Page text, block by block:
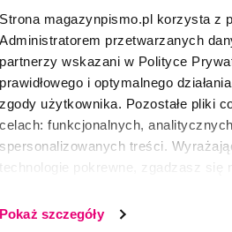
Strona magazynpismo.pl korzysta z
Administratorem przetwarzanych
partnerzy wskazani w Polityce
prawidłowego i optymalnego
zgody użytkownika. Pozostałe pliki
celach: funkcjonalnych,
spersonalizowanych treści.
technologie pokrewne, zgadzasz się
wszystkie lub niektóre pliki cookies i
Pokaż szczegóły
wspierają: